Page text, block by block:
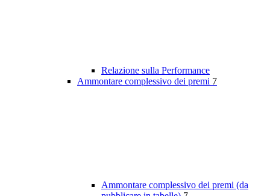
Relazione sulla Performance
Ammontare complessivo dei premi 7
Ammontare complessivo dei premi (da